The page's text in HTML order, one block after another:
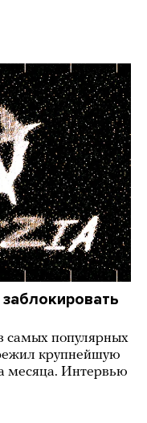
самых популярных
крупнейшую
месяца. Интервью